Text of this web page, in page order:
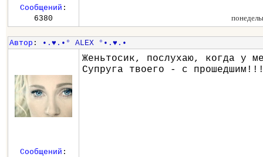
Сообщений :
6380
Автор : •.♥.•° ALEX °•.♥.•
Женьтосик, послухаю, когда у
Супруга твоего - с
Сообщений :